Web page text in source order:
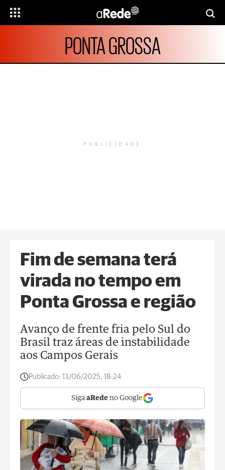
PONTA GROSSA
PUBLICIDADE
Fim de semana terá
virada no tempo em
Ponta Grossa e região
Avanço de frente fria pelo Sul do
Brasil traz áreas de instabilidade
aos Campos Gerais
Publicado: 13/06/2025, 18:24
Siga aRede no Google